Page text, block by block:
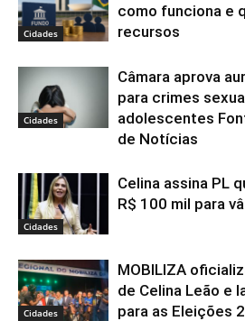
Cidades
como funciona e
recursos
Cidades
Câmara aprova
para crimes
adolescentes
de Notícias
Cidades
Celina assina PL
R$ 100 mil para
Cidades
MOBILIZA
de Celina Leão e
para as Eleições